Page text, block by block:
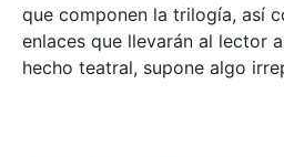
que componen la trilogía, así
enlaces que llevarán al lector
hecho teatral, supone algo